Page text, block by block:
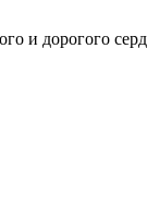
и дорогого